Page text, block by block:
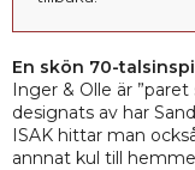
En skön 70-
Inger & Olle är
designats av har
ISAK hittar man
annnat kul till